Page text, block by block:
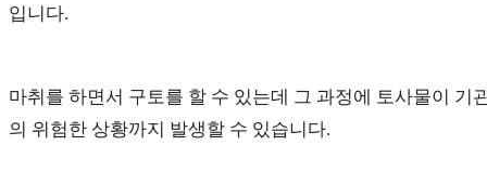
입니다.
마취를 하면서 구토를 할 수 있는데 그 과정에 토사물이
의 위험한 상황까지 발생할 수 있습니다.